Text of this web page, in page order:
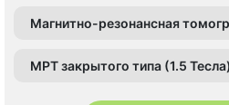
Магнитно-резонансная
МРТ закрытого типа (1.5 Тесла)